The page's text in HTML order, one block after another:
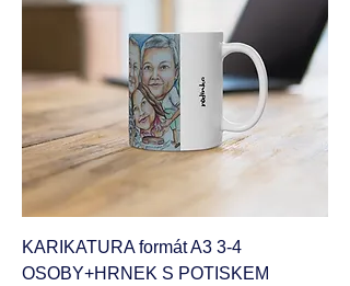
KARIKATURA formát A3 3-4
OSOBY+HRNEK S POTISKEM